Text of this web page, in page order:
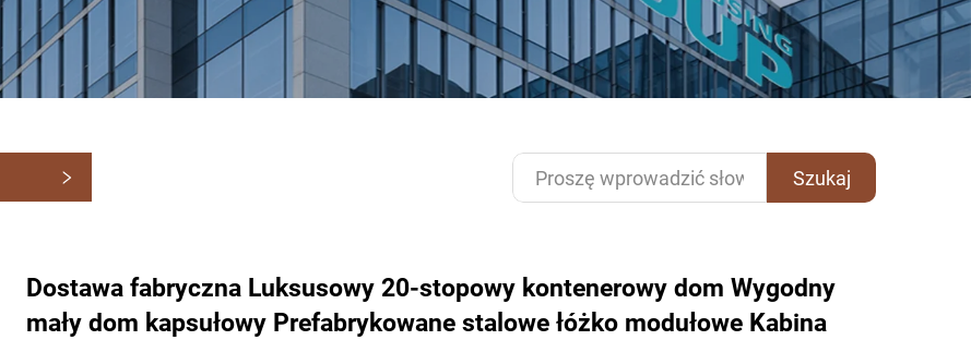
Szukaj
Dostawa fabryczna Luksusowy 20-stopowy kontenerowy dom Wygodny
mały dom kapsułowy Prefabrykowane stalowe łóżko modułowe Kabina